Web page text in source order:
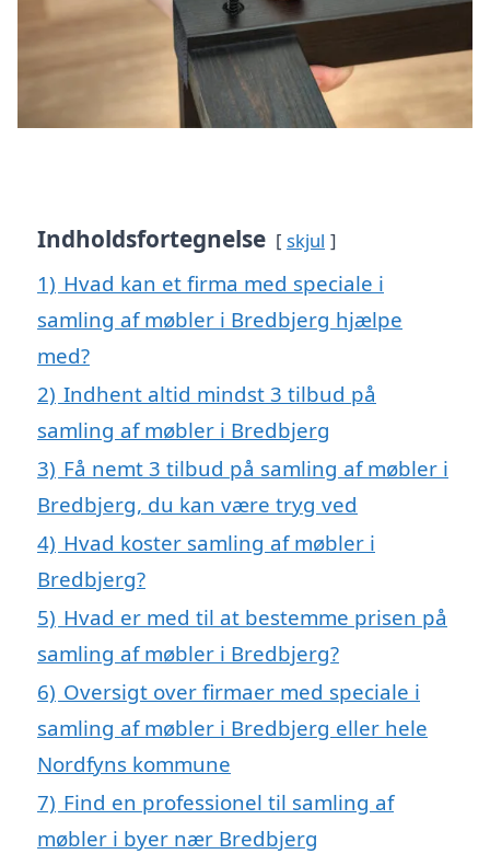
Indholdsfortegnelse skjul
1) Hvad kan et firma med speciale i
samling af møbler i Bredbjerg hjælpe
med?
2) Indhent altid mindst 3 tilbud på
samling af møbler i Bredbjerg
3) Få nemt 3 tilbud på samling af møbler i
Bredbjerg, du kan være tryg ved
4) Hvad koster samling af møbler i
Bredbjerg?
5) Hvad er med til at bestemme prisen på
samling af møbler i Bredbjerg?
6) Oversigt over firmaer med speciale i
samling af møbler i Bredbjerg eller hele
Nordfyns kommune
7) Find en professionel til samling af
møbler i byer nær Bredbjerg